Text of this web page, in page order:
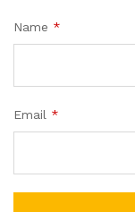
Name *
Email *